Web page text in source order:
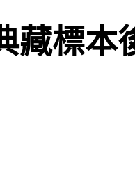
藏標本